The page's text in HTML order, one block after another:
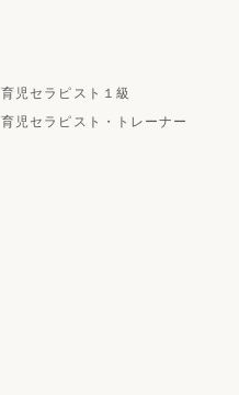
育児セラピスト１級
育児セラピスト・トレーナー